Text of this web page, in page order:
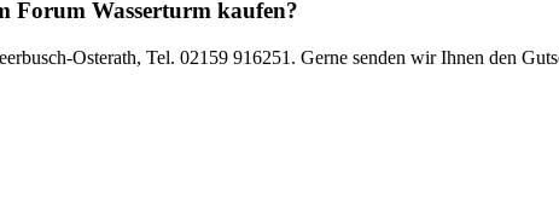
Forum Wasserturm kaufen?
Osterath, Tel. 02159 916251. Gerne senden wir Ihnen den